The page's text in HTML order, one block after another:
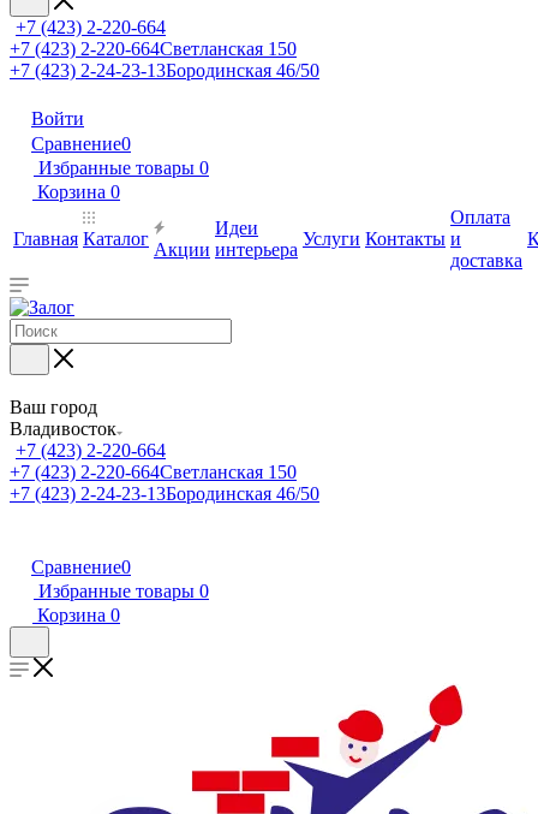
+7 (423) 2-220-664
+7 (423) 2-220-664Светланская 150
+7 (423) 2-24-23-13Бородинская 46/50
Войти
Сравнение0
Избранные товары 0
Корзина 0
Главная Каталог
Акции
Идеи
интерьера
Услуги Контакты
Оплата
и
доставка
Ваш город
Владивосток
+7 (423) 2-220-664
+7 (423) 2-220-664Светланская 150
+7 (423) 2-24-23-13Бородинская 46/50
Сравнение0
Избранные товары 0
Корзина 0